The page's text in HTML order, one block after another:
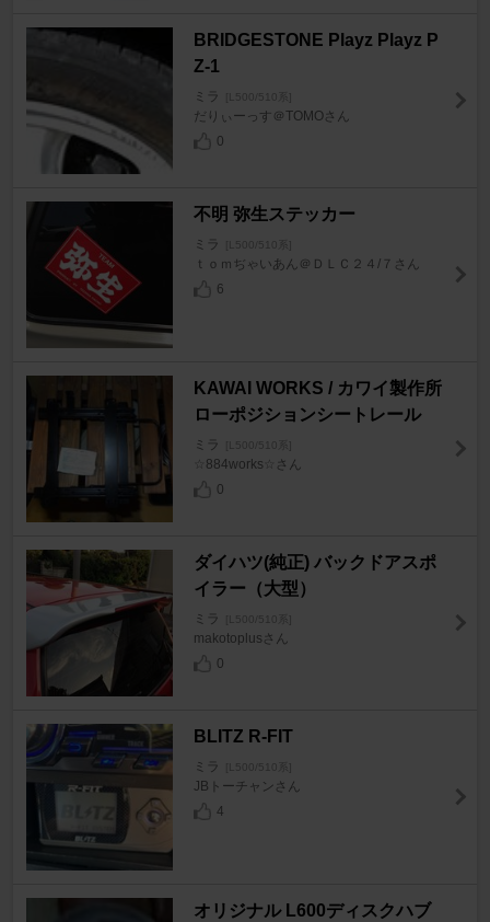
BRIDGESTONE Playz Playz P
Z-1
ミラ [L500/510系]
だりぃーっす＠TOMOさん
0
不明 弥生ステッカー
ミラ [L500/510系]
ｔｏｍぢゃいあん＠ＤＬＣ２４/７さん
6
KAWAI WORKS / カワイ製作所
ローポジションシートレール
ミラ [L500/510系]
☆884works☆さん
0
ダイハツ(純正) バックドアスポ
イラー（大型）
ミラ [L500/510系]
makotoplusさん
0
BLITZ R-FIT
ミラ [L500/510系]
JBトーチャンさん
4
オリジナル L600ディスクハブ